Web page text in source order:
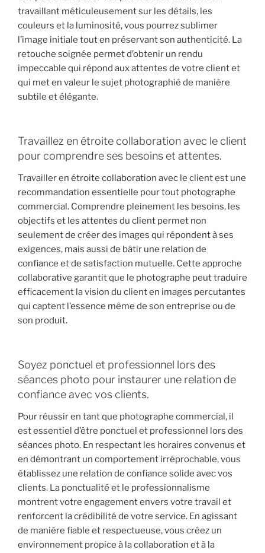
travaillant méticuleusement sur les détails, les
couleurs et la luminosité, vous pourrez sublimer
l’image initiale tout en préservant son authenticité. La
retouche soignée permet d’obtenir un rendu
impeccable qui répond aux attentes de votre client et
qui met en valeur le sujet photographié de manière
subtile et élégante.
Travaillez en étroite collaboration avec le client
pour comprendre ses besoins et attentes.
Travailler en étroite collaboration avec le client est une
recommandation essentielle pour tout photographe
commercial. Comprendre pleinement les besoins, les
objectifs et les attentes du client permet non
seulement de créer des images qui répondent à ses
exigences, mais aussi de bâtir une relation de
confiance et de satisfaction mutuelle. Cette approche
collaborative garantit que le photographe peut traduire
efficacement la vision du client en images percutantes
qui captent l’essence même de son entreprise ou de
son produit.
Soyez ponctuel et professionnel lors des
séances photo pour instaurer une relation de
confiance avec vos clients.
Pour réussir en tant que photographe commercial, il
est essentiel d’être ponctuel et professionnel lors des
séances photo. En respectant les horaires convenus et
en démontrant un comportement irréprochable, vous
établissez une relation de confiance solide avec vos
clients. La ponctualité et le professionnalisme
montrent votre engagement envers votre travail et
renforcent la crédibilité de votre service. En agissant
de manière fiable et respectueuse, vous créez un
environnement propice à la collaboration et à la